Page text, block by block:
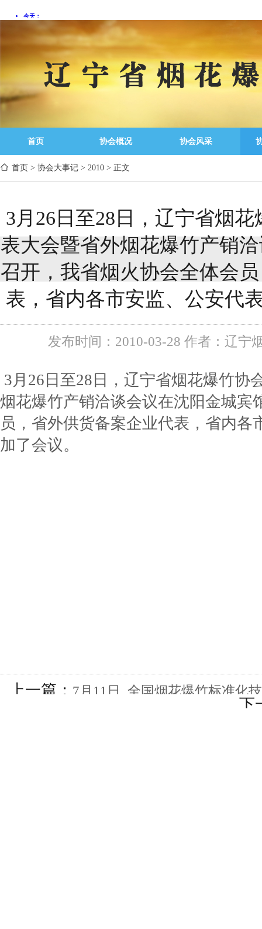
首页 协会概况 协会风采
首页 > 协会大事记 > 2010 > 正文
3月26日至28日，辽宁省烟
表大会暨省外烟花爆竹产销
召开，我省烟火协会全体会
表，省内各市安监、公安代
发布时间：2010-03-28 作者：辽宁
3月26日至28日，辽宁省烟花爆竹协
烟花爆竹产销洽谈会议在沈阳金城宾
员，省外供货备案企业代表，省内各
加了会议。
上一篇： 7月11日, 全国烟花爆竹标准化
讨会在辽宁沈阳召开,
下